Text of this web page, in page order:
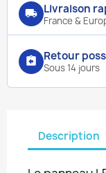
local_shipping Livraison
France &
assignment_return Retour
Sous 14 jours
Description